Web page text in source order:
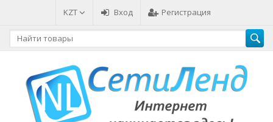
KZT Вход Регистрация